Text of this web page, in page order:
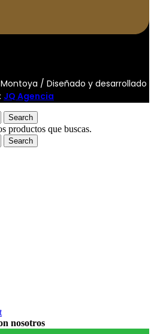
/ Diseñado y desarrollado
JQ Agencia
Search
productos que buscas.
Search
nosotros